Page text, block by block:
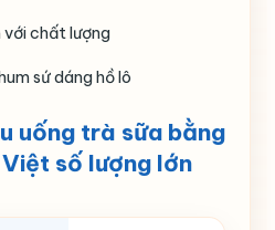
chất lượng
sứ dáng hồ lô
uống trà sữa bằng
số lượng lớn